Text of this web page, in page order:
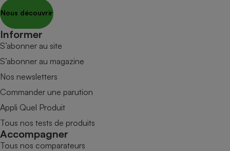
Nous découvrir
Informer
S’abonner au site
S’abonner au magazine
Nos newsletters
Commander une parution
Appli Quel Produit
Tous nos tests de produits
Accompagner
Tous nos comparateurs